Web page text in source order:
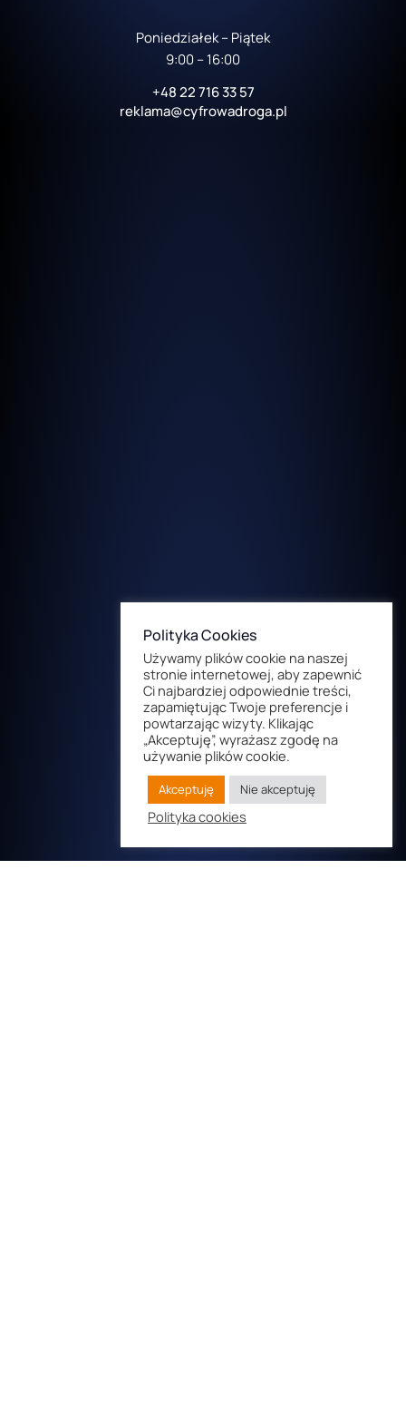
Poniedziałek – Piątek
9:00 – 16:00
+48 22 716 33 57
reklama@cyfrowadroga.pl
Polityka Cookies
Używamy plików cookie na naszej
stronie internetowej, aby zapewnić
Ci najbardziej odpowiednie treści,
zapamiętując Twoje preferencje i
powtarzając wizyty. Klikając
„Akceptuję”, wyrażasz zgodę na
używanie plików cookie.
Akceptuję Nie akceptuję
Polityka cookies